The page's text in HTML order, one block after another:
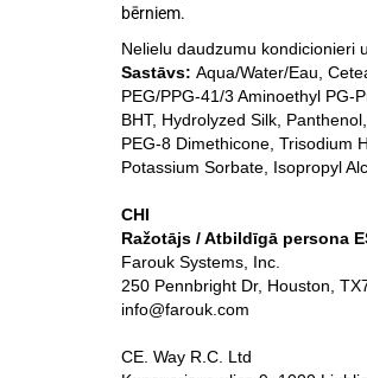
bērniem.
Nelielu daudzumu kondicionieri
Sastāvs: Aqua/Water/Eau,
PEG/PPG-41/3 Aminoethyl PG-
BHT, Hydrolyzed Silk,
PEG-8 Dimethicone, Trisodium
Potassium Sorbate, Isopropyl
CHI
Ražotājs / Atbildīgā persona
Farouk Systems, Inc.
250 Pennbright Dr, Houston,
info@farouk.com
CE. Way R.C. Ltd